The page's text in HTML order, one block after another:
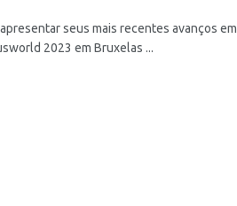
seus mais recentes avanços em
2023 em Bruxelas ...